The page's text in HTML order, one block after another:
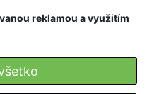
reklamou a využitím